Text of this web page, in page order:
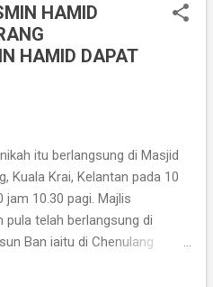
3, BAHAGIAN 2,
LAST WATERFALL klik link
youtu.be/JPAnIapkHgc
dan melawat tempat-tempat
sebagai tempat 'Jin
kalangan rakyat di negeri
sejak sebulan yang lalu,
gara penularan pandemik
pada Mac lalu menyebabkan
HAMID
HAMID DAPAT
itu berlangsung di Masjid
Kuala Krai, Kelantan pada 10
jam 10.30 pagi. Majlis
pula telah berlangsung di
Ban iaitu di Chenulang